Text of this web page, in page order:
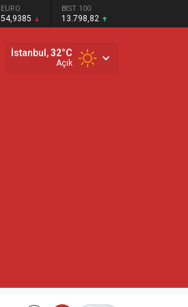
EURO
54,9385
BIST 100
13.798,82
İstanbul,32°C
Açık